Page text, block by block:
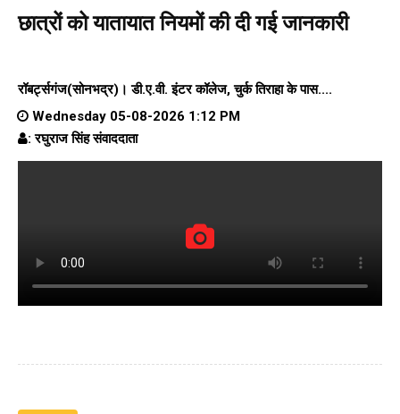
छात्रों को यातायात नियमों की दी गई जानकारी
रॉबर्ट्सगंज(सोनभद्र)। डी.ए.वी. इंटर कॉलेज, चुर्क तिराहा के पास....
Wednesday 05-08-2026 1:12 PM
: रघुराज सिंह संवाददाता